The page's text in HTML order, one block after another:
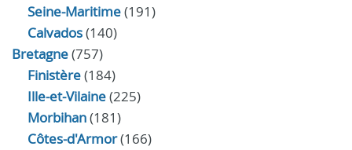
Seine-Maritime(191)
Calvados(140)
Bretagne(757)
Finistère(184)
Ille-et-Vilaine(225)
Morbihan(181)
Côtes-d'Armor(166)